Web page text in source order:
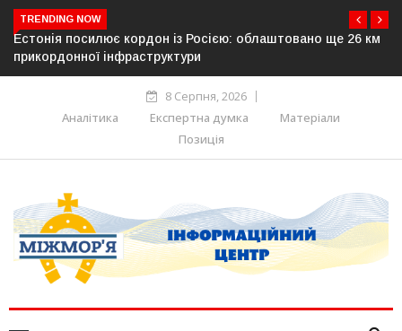
TRENDING NOW
Росією: облаштовано ще 26 км У Словаччині спалахнув
походження
8 Серпня, 2026
Аналітика
Експертна думка
Матеріали
Позиція